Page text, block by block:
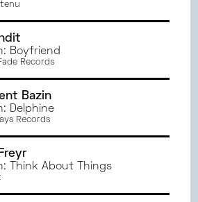
Boyfriend
Records
Bazin
Delphine
Records
Think About Things